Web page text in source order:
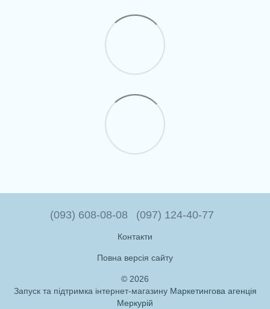
(093) 608-08-08 (097) 124-40-77
Контакти
Повна версія сайту
© 2026
Запуск та підтримка інтернет-магазину Маркетингова агенція
Меркурій